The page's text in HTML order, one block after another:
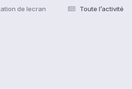
Toute l’activité
de lecran